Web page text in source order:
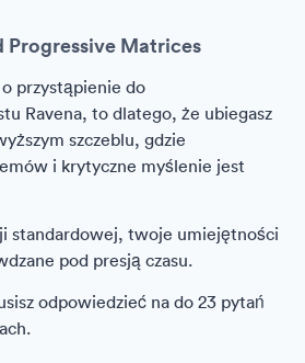
Progressive Matrices
przystąpienie do
Ravena, to dlatego, że ubiegasz
szczeblu, gdzie
i krytyczne myślenie jest
standardowej, twoje umiejętności
pod presją czasu.
odpowiedzieć na do 23 pytań